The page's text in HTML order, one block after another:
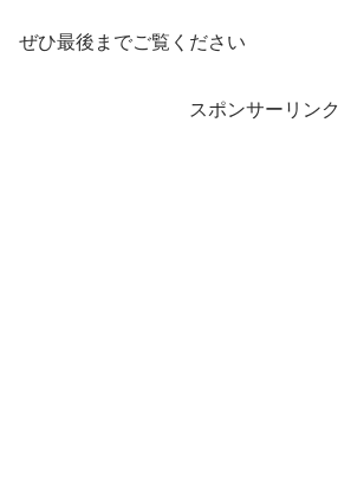
ぜひ最後までご覧ください
スポンサーリンク